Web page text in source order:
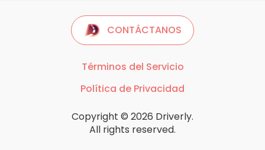
CONTÁCTANOS
Términos del Servicio
Política de Privacidad
Copyright © 2026 Driverly.
All rights reserved.